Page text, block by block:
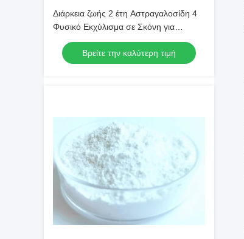
Διάρκεια ζωής 2 έτη Αστραγαλοσίδη 4
Φυσικό Εκχύλισμα σε Σκόνη για
Φαρμακευτικές Εφαρμογές και
Διατροφικές Συνθέσεις
Βρείτε την καλύτερη τιμή